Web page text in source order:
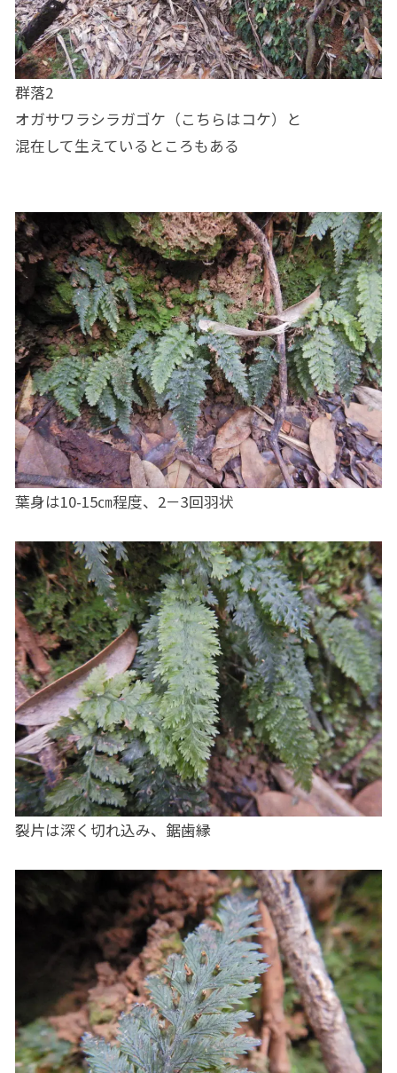
群落2
オガサワラシラガゴケ（こちらはコケ）と
混在して生えているところもある
葉身は10-15㎝程度、2－3回羽状
裂片は深く切れ込み、鋸歯縁